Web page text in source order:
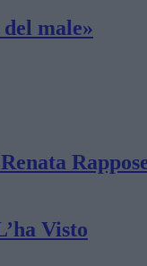
male»
Visto